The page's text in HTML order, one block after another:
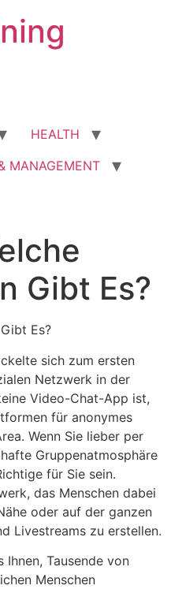
HEALTH
MANAGEMENT
Gibt Es?
Es?
sich zum ersten
Netzwerk in der
Video-Chat-App ist,
für anonymes
Wenn Sie lieber per
Gruppenatmosphäre
für Sie sein.
das Menschen dabei
oder auf der ganzen
Livestreams zu erstellen.
Tausende von
Menschen